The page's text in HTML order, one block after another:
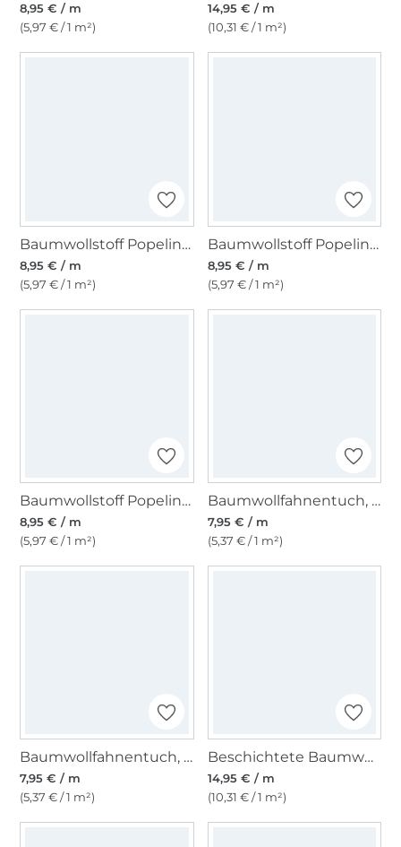
8,95 € / m
(5,97 € / 1 m²)
14,95 € / m
(10,31 € / 1 m²)
Baumwollstoff Popeline himbeere
8,95 € / m
(5,97 € / 1 m²)
Baumwollstoff Popeline helltürkis
8,95 € / m
(5,97 € / 1 m²)
Baumwollstoff Popeline puder
8,95 € / m
(5,97 € / 1 m²)
Baumwollfahnentuch, apfelgrün
7,95 € / m
(5,37 € / 1 m²)
Baumwollfahnentuch, schwarz
7,95 € / m
(5,37 € / 1 m²)
Beschichtete Baumwolle Orange on Stripes, blau
14,95 € / m
(10,31 € / 1 m²)